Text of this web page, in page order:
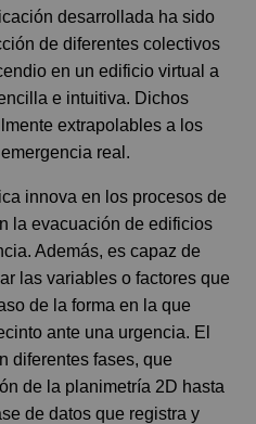
desarrollada ha sido
de diferentes colectivos
en un edificio virtual a
e intuitiva. Dichos
extrapolables a los
real.
innova en los procesos de
la evacuación de edificios
Además, es capaz de
las variables o factores que
de la forma en la que
ante una urgencia. El
diferentes fases, que
de la planimetría 2D hasta
de datos que registra y